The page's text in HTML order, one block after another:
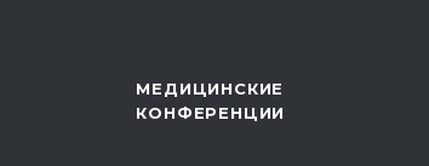
МЕДИЦИНСКИЕ
КОНФЕРЕНЦИИ